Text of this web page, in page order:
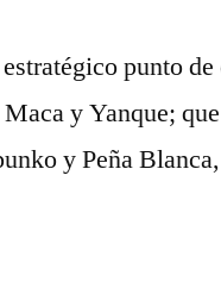
punto
y Yanque;
y Peña